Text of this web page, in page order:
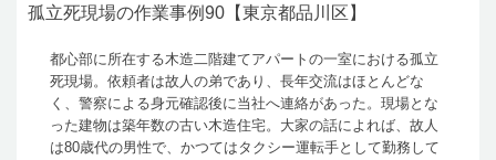
孤立死現場の作業事例90【東京都品川区】
都心部に所在する木造二階建てアパートの一室における孤立
死現場。依頼者は故人の弟であり、長年交流はほとんどな
く、警察による身元確認後に当社へ連絡があった。現場とな
った建物は築年数の古い木造住宅。大家の話によれば、故人
は80歳代の男性で、かつてはタクシー運転手として勤務して